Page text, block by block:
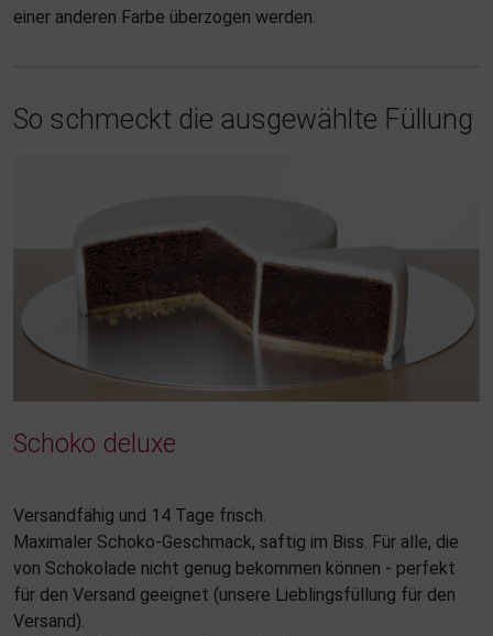
einer anderen Farbe überzogen werden.
So schmeckt die ausgewählte Füllung
Schoko deluxe
Versandfähig und 14 Tage frisch.
Maximaler Schoko-Geschmack, saftig im Biss. Für alle, die
von Schokolade nicht genug bekommen können - perfekt
für den Versand geeignet (unsere Lieblingsfüllung für den
Versand).